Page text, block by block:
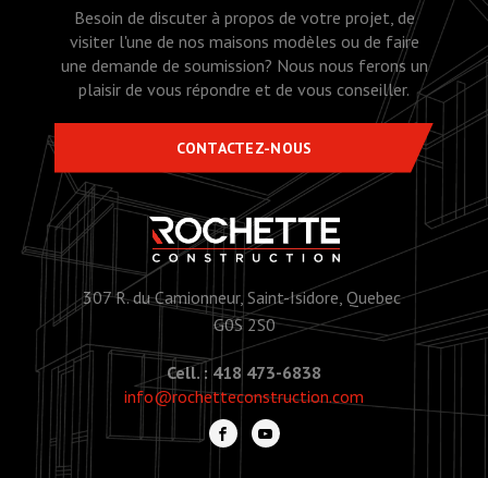
Besoin de discuter à propos de votre projet, de
visiter l'une de nos maisons modèles ou de faire
une demande de soumission? Nous nous ferons un
plaisir de vous répondre et de vous conseiller.
CONTACTEZ-NOUS
307 R. du Camionneur, Saint-Isidore, Quebec
G0S 2S0
Cell. : 418 473-6838
info@rochetteconstruction.com